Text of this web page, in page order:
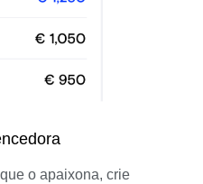
o apaixona, crie